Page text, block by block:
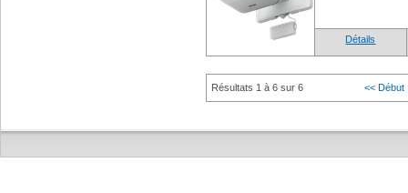
Détails
Résultats 1 à 6 sur 6 << Début